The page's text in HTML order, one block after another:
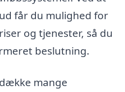
får du mulighed for
og tjenester, så du
beslutning.
mange